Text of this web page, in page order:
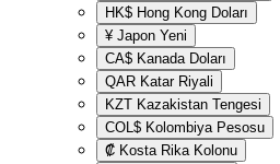
HK$ Hong Kong Doları
¥ Japon Yeni
CA$ Kanada Doları
QAR Katar Riyali
KZT Kazakistan Tengesi
COL$ Kolombiya Pesosu
₡ Kosta Rika Kolonu